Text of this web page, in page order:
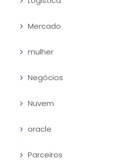
Mercado
mulher
Negócios
Nuvem
oracle
Parceiros